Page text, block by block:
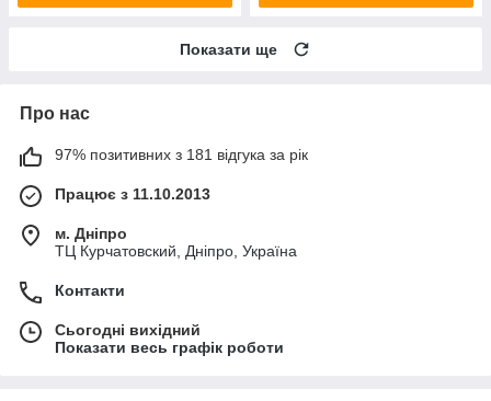
Показати ще
Про нас
97% позитивних з 181 відгука за рік
Працює з 11.10.2013
м. Дніпро
ТЦ Курчатовский, Дніпро, Україна
Контакти
Сьогодні вихідний
Показати весь графік роботи